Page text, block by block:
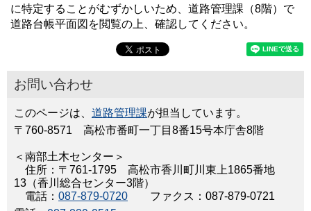
に特定することがむずかしいため、道路管理課（8階）で
道路台帳平面図を閲覧の上、確認してください。
お問い合わせ
このページは、 道路管理課が担当しています。
〒760-8571 高松市番町一丁目8番15号本庁舎8階
＜南部土木センター＞
住所：〒761-1795 高松市香川町川東上1865番地
13（香川総合センター3階）
電話： 087-879-0720 ファクス：087-879-0721